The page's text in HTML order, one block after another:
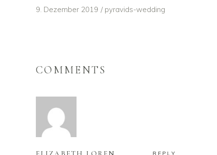
9. Dezember 2019 pyravids-wedding
COMMENTS
REPLY